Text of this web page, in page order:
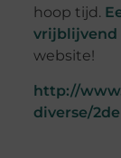
hoop tijd.
vrijblijvend
website!
http://
diverse/